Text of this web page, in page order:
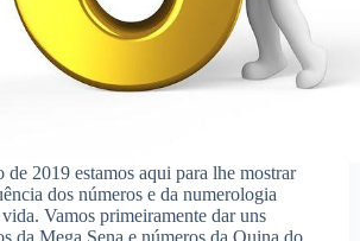
de 2019 estamos aqui para lhe mostrar
dos números e da numerologia
Vamos primeiramente dar uns